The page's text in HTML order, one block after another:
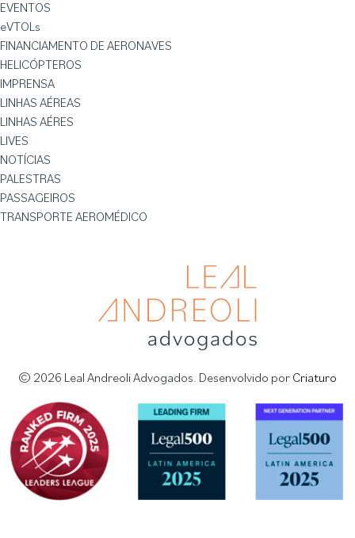
EVENTOS
eVTOLs
FINANCIAMENTO DE AERONAVES
HELICÓPTEROS
IMPRENSA
LINHAS AÉREAS
LINHAS AÉRES
LIVES
NOTÍCIAS
PALESTRAS
PASSAGEIROS
TRANSPORTE AEROMÉDICO
© 2026 Leal Andreoli Advogados. Desenvolvido por Criaturo